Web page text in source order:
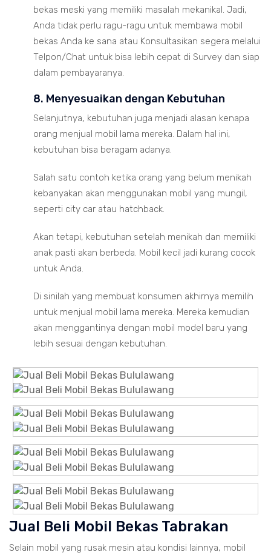
bekas meski yang memiliki masalah mekanikal. Jadi,
Anda tidak perlu ragu-ragu untuk membawa mobil
bekas Anda ke sana atau Konsultasikan segera melalui
Telpon/Chat untuk bisa lebih cepat di Survey dan siap
dalam pembayaranya.
8. Menyesuaikan dengan Kebutuhan
Selanjutnya, kebutuhan juga menjadi alasan kenapa
orang menjual mobil lama mereka. Dalam hal ini,
kebutuhan bisa beragam adanya.
Salah satu contoh ketika orang yang belum menikah
kebanyakan akan menggunakan mobil yang mungil,
seperti city car atau hatchback.
Akan tetapi, kebutuhan setelah menikah dan memiliki
anak pasti akan berbeda. Mobil kecil jadi kurang cocok
untuk Anda.
Di sinilah yang membuat konsumen akhirnya memilih
untuk menjual mobil lama mereka. Mereka kemudian
akan menggantinya dengan mobil model baru yang
lebih sesuai dengan kebutuhan.
Jual Beli Mobil Bekas Tabrakan
Selain mobil yang rusak mesin atau kondisi lainnya, mobil